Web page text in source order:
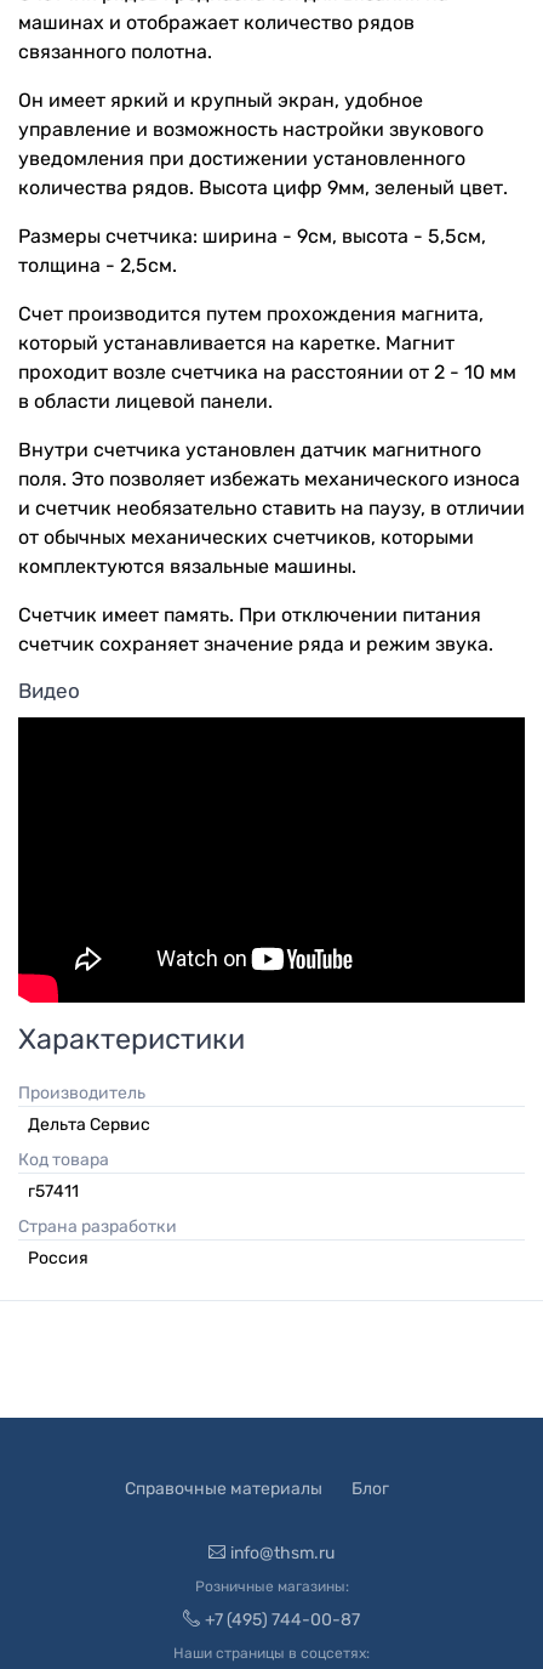
машинах и отображает количество рядов
связанного полотна.
Он имеет яркий и крупный экран, удобное
управление и возможность настройки звукового
уведомления при достижении установленного
количества рядов. Высота цифр 9мм, зеленый цвет.
Размеры счетчика: ширина - 9см, высота - 5,5см,
толщина - 2,5см.
Счет производится путем прохождения магнита,
который устанавливается на каретке. Магнит
проходит возле счетчика на расстоянии от 2 - 10 мм
в области лицевой панели.
Внутри счетчика установлен датчик магнитного
поля. Это позволяет избежать механического износа
и счетчик необязательно ставить на паузу, в отличии
от обычных механических счетчиков, которыми
комплектуются вязальные машины.
Счетчик имеет память. При отключении питания
счетчик сохраняет значение ряда и режим звука.
Видео
Характеристики
Производитель
Дельта Сервис
Код товара
г57411
Страна разработки
Россия
Справочные материалы Блог
info@thsm.ru
Розничные магазины:
+7 (495) 744-00-87
Наши страницы в соцсетях: